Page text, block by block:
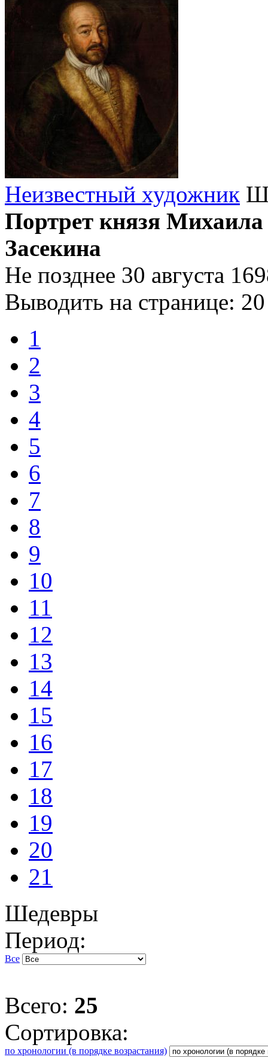
Неизвестный художник
Портрет князя
Засекина
Не позднее 30 августа
Выводить на странице: 20
1
2
3
4
5
6
7
8
9
10
11
12
13
14
15
16
17
18
19
20
21
Шедевры
Период:
Все
Всего: 25
Сортировка:
по хронологии (в порядке возрастания)